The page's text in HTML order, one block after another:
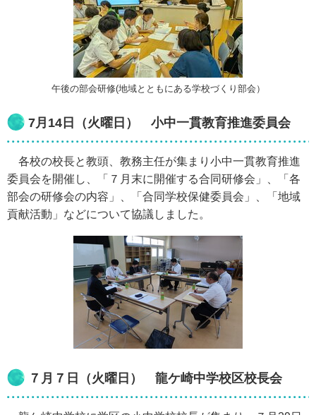
午後の部会研修(地域とともにある学校づくり部会）
7月14日（火曜日） 小中一貫教育推進委員会
各校の校長と教頭、教務主任が集まり小中一貫教育推進
委員会を開催し、「７月末に開催する合同研修会」、「各
部会の研修会の内容」、「合同学校保健委員会」、「地域
貢献活動」などについて協議しました。
７月７日（火曜日） 龍ケ崎中学校区校長会